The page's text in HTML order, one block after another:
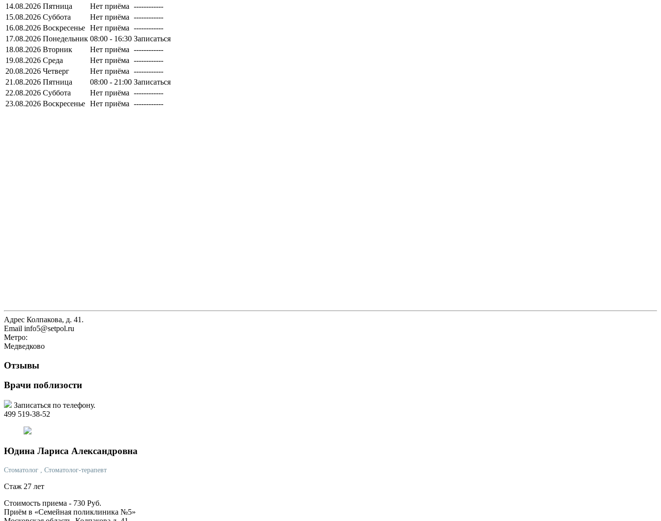
14.08.2026 Пятница Нет приёма ------------
15.08.2026 Суббота Нет приёма ------------
16.08.2026 Воскресенье Нет приёма ------------
17.08.2026 Понедельник 08:00 - 16:30 Записаться
18.08.2026 Вторник Нет приёма ------------
19.08.2026 Среда Нет приёма ------------
20.08.2026 Четверг Нет приёма ------------
21.08.2026 Пятница 08:00 - 21:00 Записаться
22.08.2026 Суббота Нет приёма ------------
23.08.2026 Воскресенье Нет приёма ------------
Адрес Колпакова, д. 41.
Email info5@setpol.ru
Метро:
Медведково
Отзывы
Врачи поблизости
Записаться по телефону.
499 519-38-52
Юдина Лариса Александровна
Стоматолог , Стоматолог-терапевт
Стаж 27 лет
Стоимость приема - 730 Руб.
Приём в «Семейная поликлиника №5»